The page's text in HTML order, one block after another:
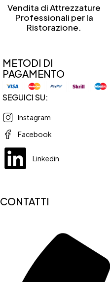
Vendita di Attrezzature
Professionali per la
Ristorazione.
METODI DI
PAGAMENTO
SEGUICI SU:
Instagram
Facebook
Linkedin
CONTATTI